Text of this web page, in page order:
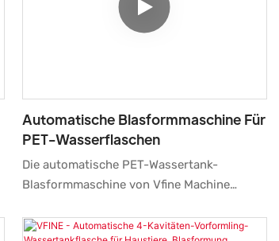
Automatische Blasformmaschine Für
PET-Wasserflaschen
Die automatische PET-Wassertank-
Blasformmaschine von Vfine Machine
Blasformtechnologie.